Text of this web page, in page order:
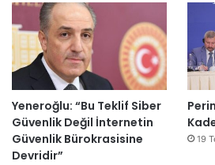
Yeneroğlu: “Bu Teklif Siber
Güvenlik Değil İnternetin
Güvenlik Bürokrasisine
Devridir”
19